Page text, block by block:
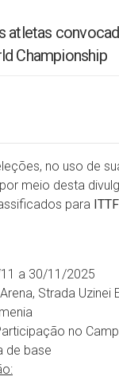
atletas
Championship
no uso de
meio desta
para
a 30/11/2025
Strada Uzinei
no
de base